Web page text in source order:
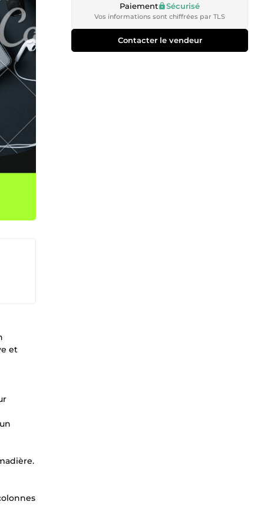
et
Paiement Sécurisé
Vos informations sont chiffrées par TLS
Contacter le vendeur